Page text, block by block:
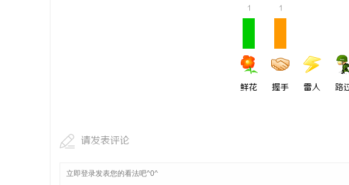
1
鲜花
1
握手 雷人 路
请发表评论
影新体验